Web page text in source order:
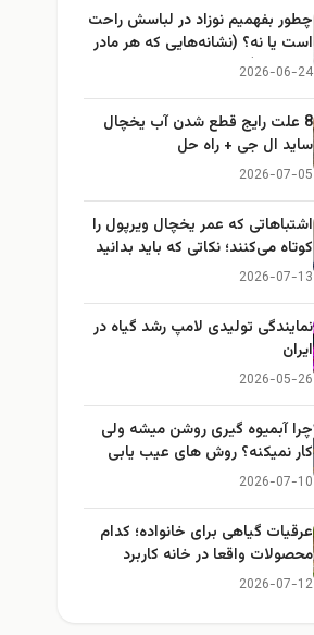
چطور بفهمیم نوزاد در لباسش راحت
است یا نه؟ (نشانه‌هایی که هر مادر
باید بداند)
2026-06-24
8 علت رایج قطع شدن آب یخچال
ساید ال جی + راه حل
2026-07-05
اشتباهاتی که عمر یخچال ویرپول را
کوتاه می‌کنند؛ نکاتی که باید بدانید
2026-07-13
نمایندگی تولیدی لامپ رشد گیاه در
ایران
2026-05-26
چرا آبمیوه گیری روشن میشه ولی
کار نمیکنه؟ روش های عیب یابی
2026-07-10
عرقیات گیاهی برای خانواده؛ کدام
محصولات واقعا در خانه کاربرد
دارند؟
2026-07-12